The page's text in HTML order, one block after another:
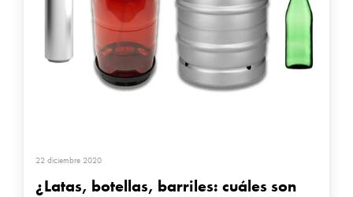
22 diciembre 2020
¿Latas, botellas, barriles: cuáles son